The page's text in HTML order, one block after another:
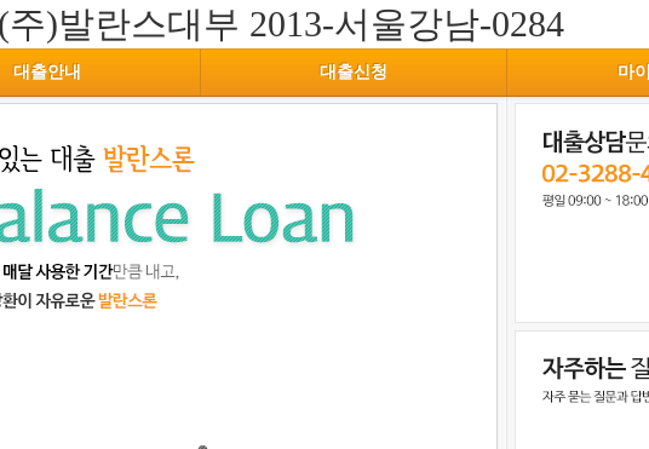
(주)발란스대부 2013-서울강남-0284
대출안내 대출신청 마